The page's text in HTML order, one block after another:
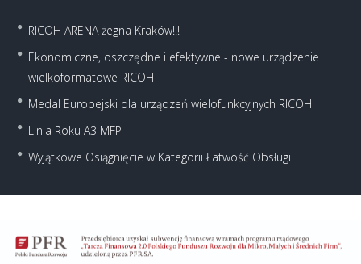
RICOH ARENA żegna Kraków!!!
Ekonomiczne, oszczędne i efektywne - nowe urządzenie
wielkoformatowe RICOH
Medal Europejski dla urządzeń wielofunkcyjnych RICOH
Linia Roku A3 MFP
Wyjątkowe Osiągnięcie w Kategorii Łatwość Obsługi